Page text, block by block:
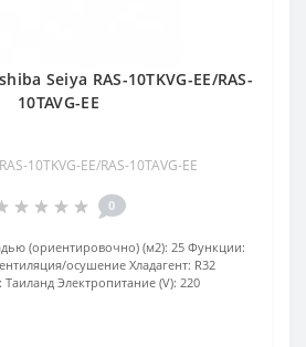
Seiya RAS-10TKVG-EE/RAS-
10TAVG-EE
10TKVG-EE/RAS-10TAVG-EE
0
(ориентировочно) (м2): 25 Функции:
осушение Хладагент: R32
Таиланд Электропитание (V): 220